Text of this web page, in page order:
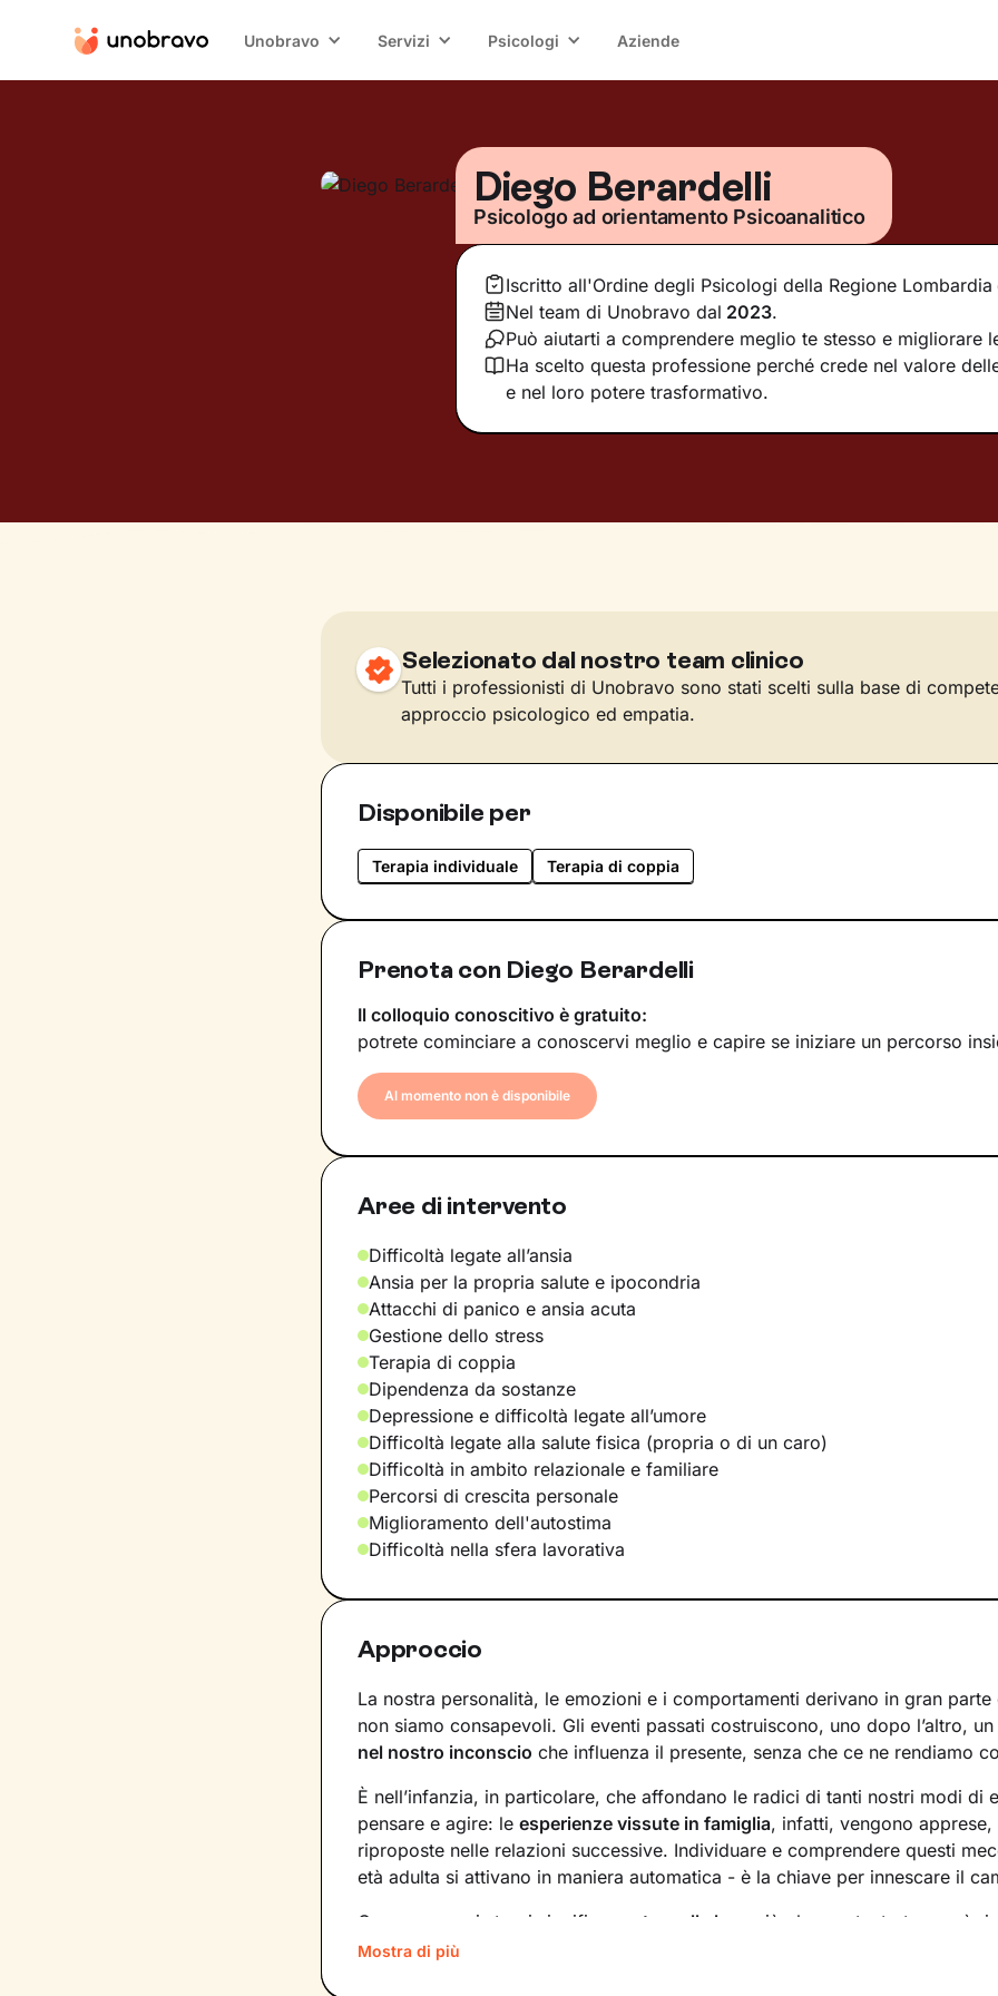
Unobravo Servizi Psicologi Aziende
Diego Berardelli
Psicologo ad orientamento Psicoanalitico
Iscritto all'Ordine degli Psicologi della Regione Lombardia
Nel team di Unobravo dal 2023.
Può aiutarti a comprendere meglio te stesso e migliorare
Ha scelto questa professione perché crede nel valore
e nel loro potere trasformativo.
Selezionato dal nostro team clinico
Tutti i professionisti di Unobravo sono stati scelti sulla base di
approccio psicologico ed empatia.
Disponibile per
Terapia individuale Terapia di coppia
Prenota con Diego Berardelli
Il colloquio conoscitivo è gratuito:
potrete cominciare a conoscervi meglio e capire se iniziare un percorso
Al momento non è disponibile
Aree di intervento
Difficoltà legate all’ansia
Ansia per la propria salute e ipocondria
Attacchi di panico e ansia acuta
Gestione dello stress
Terapia di coppia
Dipendenza da sostanze
Depressione e difficoltà legate all’umore
Difficoltà legate alla salute fisica (propria o di un caro)
Difficoltà in ambito relazionale e familiare
Percorsi di crescita personale
Miglioramento dell'autostima
Difficoltà nella sfera lavorativa
Approccio
La nostra personalità, le emozioni e i comportamenti derivano in gran
non siamo consapevoli. Gli eventi passati costruiscono, uno dopo l’altro, un
nel nostro inconscio che influenza il presente, senza che ce ne rendiamo
È nell’infanzia, in particolare, che affondano le radici di tanti nostri modi di
pensare e agire: le esperienze vissute in famiglia, infatti, vengono
riproposte nelle relazioni successive. Individuare e comprendere questi
età adulta si attivano in maniera automatica - è la chiave per innescare il
Conoscere noi stessi significa
portare alla luce
ciò che per tanto tempo è
quinte: raggiungere questo tipo di consapevolezza è il primo passo
Mostra di più